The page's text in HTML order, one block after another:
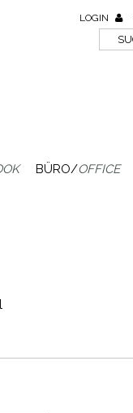
LOGIN
BÜRO/OFFICE